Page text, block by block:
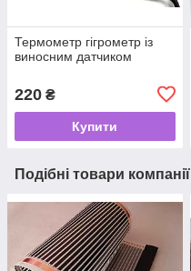
Термометр гігрометр із
виносним датчиком
220 ₴
Купити
Подібні товари компанії